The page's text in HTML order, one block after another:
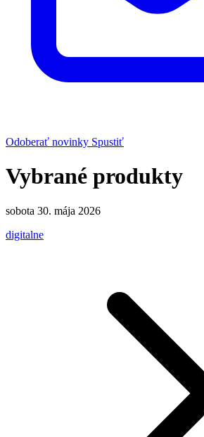
Odoberať novinky Spustiť
Vybrané produkty
sobota 30. mája 2026
digitalne